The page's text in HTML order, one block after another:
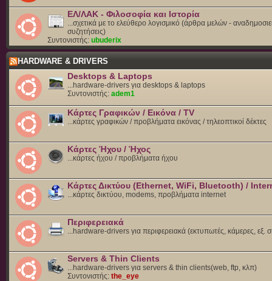
ΕΛ/ΛΑΚ - Φιλοσοφία και Ιστορία
...σχετικά με το ελεύθερο λογισμικό (άρθρα μελών -
συζητήσεις)
Συντονιστής: ubuderix
HARDWARE & DRIVERS
Desktops & Laptops
...hardware-drivers για desktops & laptops
Συντονιστής: adem1
Κάρτες Γραφικών / Εικόνα / TV
...κάρτες γραφικών / προβλήματα εικόνας / τηλεοπτικοί δέκτες
Κάρτες Ήχου / Ήχος
...κάρτες ήχου / προβλήματα ήχου
Κάρτες Δικτύου (Ethernet, WiFi, Bluetooth) /
...κάρτες δικτύου, modems, προβλήματα internet
Περιφερειακά
...hardware-drivers για περιφερειακά (εκτυπωτές, κάμερες, εξ.
Servers & Thin Clients
...hardware-drivers για servers & thin clients(web, ftp, κλπ)
Συντονιστής: the_eye